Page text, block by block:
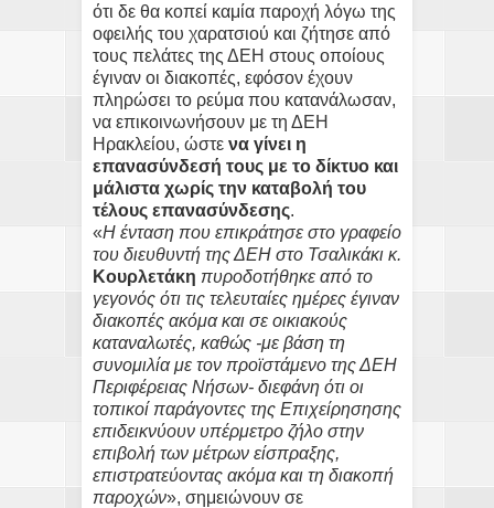
ότι δε θα κοπεί καμία παροχή λόγω της
οφειλής του χαρατσιού και ζήτησε από
τους πελάτες της ΔΕΗ στους οποίους
έγιναν οι διακοπές, εφόσον έχουν
πληρώσει το ρεύμα που κατανάλωσαν,
να επικοινωνήσουν με τη ΔΕΗ
Ηρακλείου, ώστε να γίνει η
επανασύνδεσή τους με το δίκτυο και
μάλιστα χωρίς την καταβολή του
τέλους επανασύνδεσης.
«Η ένταση που επικράτησε στο γραφείο
του διευθυντή της ΔΕΗ στο Τσαλικάκι κ.
Κουρλετάκη πυροδοτήθηκε από το
γεγονός ότι τις τελευταίες ημέρες έγιναν
διακοπές ακόμα και σε οικιακούς
καταναλωτές, καθώς -με βάση τη
συνομιλία με τον προϊστάμενο της ΔΕΗ
Περιφέρειας Νήσων- διεφάνη ότι οι
τοπικοί παράγοντες της Επιχείρησησης
επιδεικνύουν υπέρμετρο ζήλο στην
επιβολή των μέτρων είσπραξης,
επιστρατεύοντας ακόμα και τη διακοπή
παροχών», σημειώνουν σε